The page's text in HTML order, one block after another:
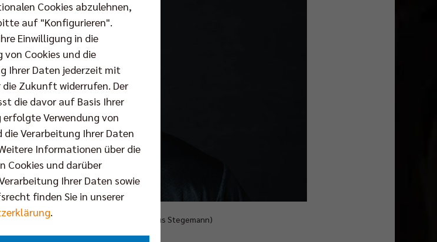
Leitung der Geschäftsstelle. (Foto: Justus Stegemann)
Cookies abzulehnen,
auf "Konfigurieren".
Einwilligung in die
von Cookies und die
Ihrer Daten jederzeit mit
Zukunft widerrufen. Der
die davor auf Basis Ihrer
erfolgte Verwendung von
die Verarbeitung Ihrer Daten
Informationen über die
Cookies und darüber
Ihrer Daten sowie
finden Sie in unserer
.